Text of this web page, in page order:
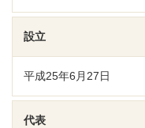
設立
平成25年6月27日
代表